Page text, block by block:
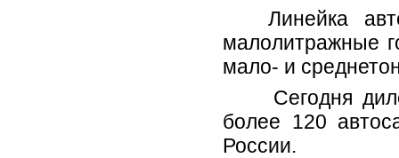
Линейка
малолитражные
мало- и
Сегодня
более 120
России.